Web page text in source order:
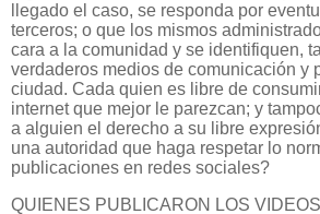
llegado el caso, se responda por
terceros; o que los mismos
cara a la comunidad y se identifiquen,
verdaderos medios de comunicación y
ciudad. Cada quien es libre de
internet que mejor le parezcan; y
a alguien el derecho a su libre
una autoridad que haga respetar lo
publicaciones en redes sociales?
QUIENES PUBLICARON LOS